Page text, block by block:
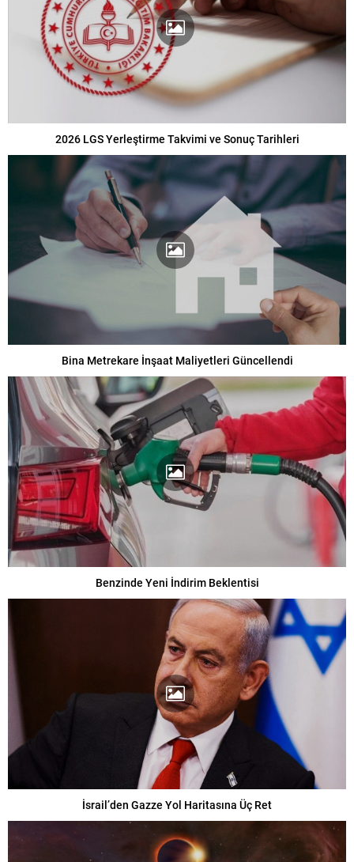
2026 LGS Yerleştirme Takvimi ve Sonuç Tarihleri
Bina Metrekare İnşaat Maliyetleri Güncellendi
Benzinde Yeni İndirim Beklentisi
İsrail’den Gazze Yol Haritasına Üç Ret